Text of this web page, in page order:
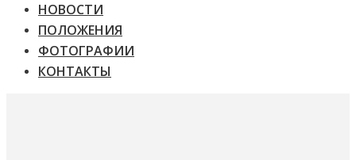
НОВОСТИ
ПОЛОЖЕНИЯ
ФОТОГРАФИИ
КОНТАКТЫ